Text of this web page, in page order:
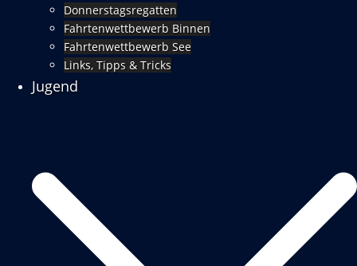
Donnerstagsregatten
Fahrtenwettbewerb Binnen
Fahrtenwettbewerb See
Links, Tipps & Tricks
Jugend